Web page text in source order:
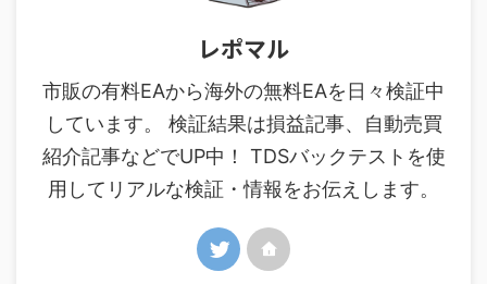
レポマル
市販の有料EAから海外の無料EAを日々検証中
しています。 検証結果は損益記事、自動売買
紹介記事などでUP中！ TDSバックテストを使
用してリアルな検証・情報をお伝えします。